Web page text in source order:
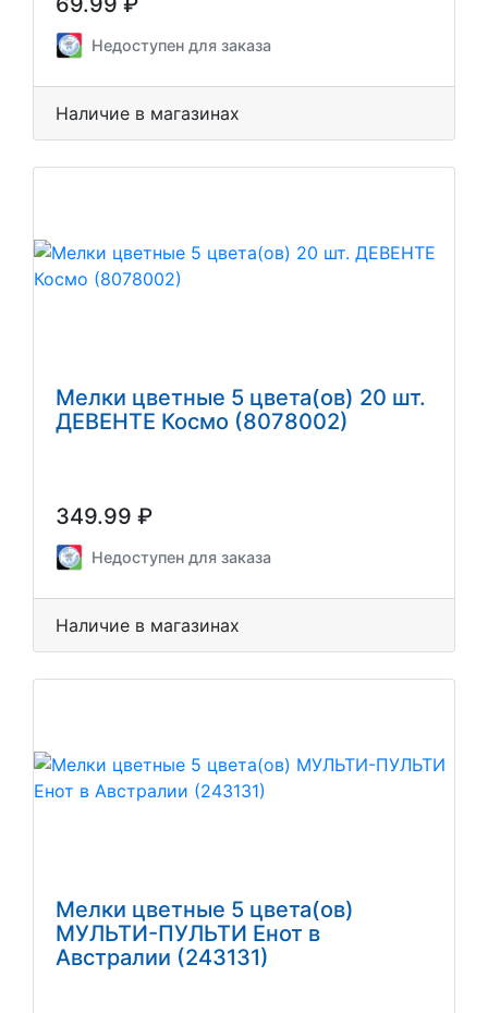
Недоступен для заказа
Наличие в магазинах
Мелки цветные 5 цвета(ов) 20 шт.
ДЕВЕНТЕ Космо (8078002)
349.99 ₽
Недоступен для заказа
Наличие в магазинах
Мелки цветные 5 цвета(ов)
МУЛЬТИ-ПУЛЬТИ Енот в
Австралии (243131)